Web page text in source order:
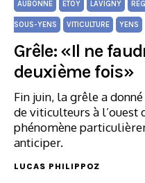
AUBONNE ETOY LAVIGNY
SOUS-YENS VITICULTURE YENS
Grêle: «Il ne
deuxième fois»
Fin juin, la grêle a
de viticulteurs à l’ouest
phénomène
anticiper.
LUCAS PHILIPPOZ